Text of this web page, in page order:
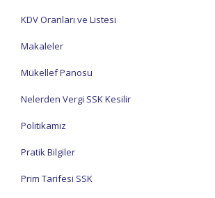
KDV Oranları ve Listesi
Makaleler
Mükellef Panosu
Nelerden Vergi SSK Kesilir
Politikamız
Pratik Bilgiler
Prim Tarifesi SSK